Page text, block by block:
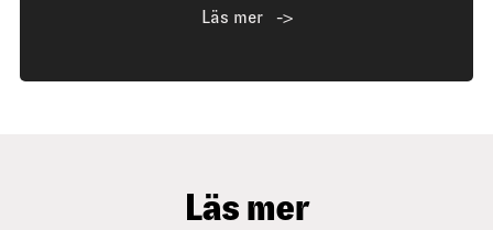
Läs mer
Läs mer